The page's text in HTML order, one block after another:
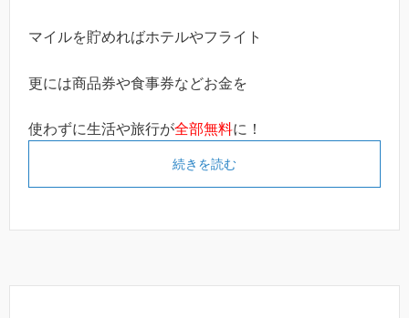
マイルを貯めればホテルやフライト
更には商品券や食事券などお金を
使わずに生活や旅行が全部無料に！
続きを読む